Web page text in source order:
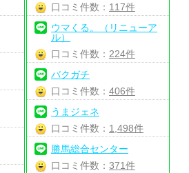
口コミ件数： 117件
ウマくる。（リニューア
ル）
口コミ件数： 224件
バクガチ
口コミ件数： 406件
うまジェネ
口コミ件数： 1,498件
勝馬総合センター
口コミ件数： 371件